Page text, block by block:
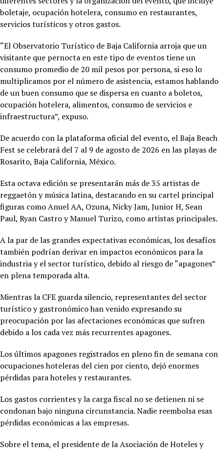
boletaje, ocupación hotelera, consumo en restaurantes,
servicios turísticos y otros gastos.
“El Observatorio Turístico de Baja California arroja que un
visitante que pernocta en este tipo de eventos tiene un
consumo promedio de 20 mil pesos por persona, si eso lo
multiplicamos por el número de asistencia, estamos hablando
de un buen consumo que se dispersa en cuanto a boletos,
ocupación hotelera, alimentos, consumo de servicios e
infraestructura”, expuso.
De acuerdo con la plataforma oficial del evento, el Baja Beach
Fest se celebrará del 7 al 9 de agosto de 2026 en las playas de
Rosarito, Baja California, México.
Esta octava edición se presentarán más de 35 artistas de
reggaetón y música latina, destacando en su cartel principal
figuras como Anuel AA, Ozuna, Nicky Jam, Junior H, Sean
Paul, Ryan Castro y Manuel Turizo, como artistas principales.
A la par de las grandes expectativas económicas, los desafíos
también podrían derivar en impactos económicos para la
industria y el sector turístico, debido al riesgo de “apagones”
en plena temporada alta.
Mientras la CFE guarda silencio, representantes del sector
turístico y gastronómico han venido expresando su
preocupación por las afectaciones económicas que sufren
debido a los cada vez más recurrentes apagones.
Los últimos apagones registrados en pleno fin de semana con
ocupaciones hoteleras del cien por ciento, dejó enormes
pérdidas para hoteles y restaurantes.
Los gastos corrientes y la carga fiscal no se detienen ni se
condonan bajo ninguna circunstancia. Nadie reembolsa esas
pérdidas económicas a las empresas.
Sobre el tema, el presidente de la Asociación de Hoteles y